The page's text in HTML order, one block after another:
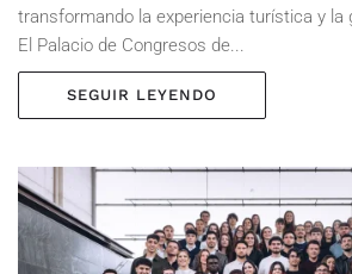
transformando la experiencia turística y la
El Palacio de Congresos de...
SEGUIR LEYENDO